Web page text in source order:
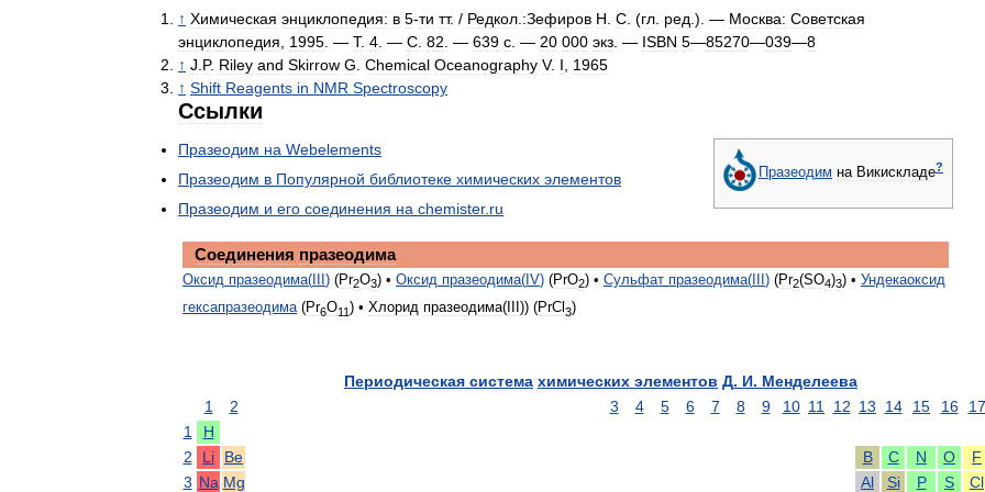
↑ Химическая энциклопедия: в 5-ти тт. / Редкол :Зефиров Н С . (гл ред .). — Москва: Советская
энциклопедия
1995 . — Т. 4 . — С 82 . — 639 с . — 20 000 экз — ISBN 5—85270—039—8
↑ J P. Riley and Skirrow G Chemical Oceanography V. I
1965
↑ Shift Reagents in NMR Spectroscopy
Ссылки
Празеодим на Викискладе?
Празеодим на Webelements
Празеодим в Популярной библиотеке химических элементов
Празеодим и его соединения на chemister. ru
Соединения празеодима
Оксид празеодима(III) (Pr2O3) • Оксид празеодима(IV) (PrO2) • Сульфат празеодима(III) (Pr2(SO4)3) • Ундекаоксид
гексапразеодима(Pr6O11) • Хлорид празеодима( )) (PrCl 3)
Периодическая система химических элементов Д. И. Менделеева
1
2 3 4 5 6 7 8 9 10 11 12 13 14 15 16 17
1
H
2
Li Be B C N O F
3 Na Mg Al Si P S Cl